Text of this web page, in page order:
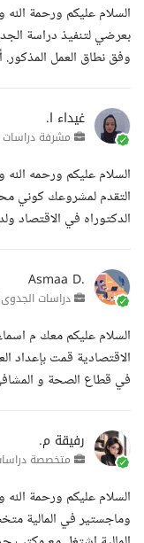
السلام عليكم ورحمة الله
بعرضي لتنفيذ دراسة
وفق نطاق العمل
غيداء ا.
مشرفة
السلام عليكم ورحمه
التقدم لمشروعك كوني
الدكتوراه في الاقتصاد
Asmaa D.
دراسات الجدوى
الاقتصادية قمت بإعداد
في قطاع الصحة و
رفيقة م.
متخصصة
السلام عليكم ورحمة الله
وماجستير في المالية